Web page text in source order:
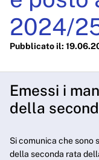
2024/
Pubblicato il:
Emessi i
della
Si comunica che sono
della seconda rata